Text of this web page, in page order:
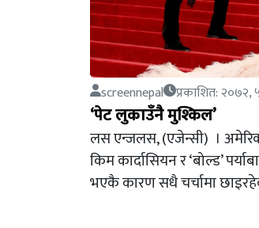
screennepal प्रकाशित: २०७२,
‘पेट लुकाउँनै मुश्किल’
लस एन्जलस, (एजेन्सी) ।
किम कार्दासियन र ‘बोल्ड’
भएकै कारण सधै चर्चामा